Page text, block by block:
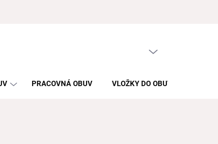
PRACOVNÁ OBUV VLOŽKY DO OBUVI